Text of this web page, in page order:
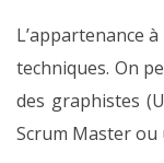
L’appartenance
techniques. On
des graphistes
Scrum Master ou